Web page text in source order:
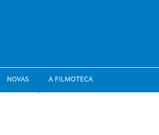
NOVAS A FILMOTECA